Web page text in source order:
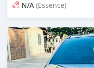
N/A (Essence)
Publié il y a environ un an